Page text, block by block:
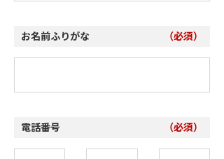
お名前ふりがな （必須）
電話番号 （必須）